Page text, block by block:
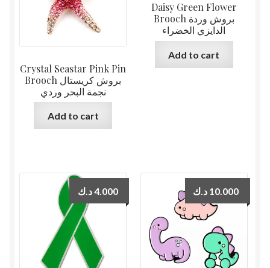
Crystal Seastar Pink Pin
Brooch بروش كريستال
نجمة البحر وردي
Add to cart
Daisy Green Flower
Brooch بروش وردة
الدايزي الخضراء
Add to cart
4.000د.ك 10.000 د.ك